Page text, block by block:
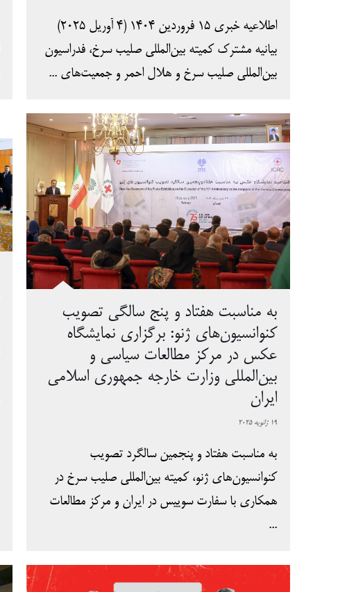
اطلاعیه خبری 15 فروردین 1404 (4 آوریل 2025)
بیانیه مشترک کمیته بین‌المللی صلیب سرخ، فدراسیون
بین‌المللی صلیب سرخ و هلال احمر و جمعیت‌های ...
به مناسبت هفتاد و پنج سالگی تصویب
کنوانسیون‌های ژنو: برگزاری نمایشگاه
عکس در مرکز مطالعات سیاسی و
بین‌المللی وزارت خارجه جمهوری اسلامی
ایران
19 ژانویه 2025
به مناسبت هفتاد و پنجمین سالگرد تصویب
کنوانسیون‌های ژنو، کمیته بین‌المللی صلیب سرخ در
همکاری با سفارت سوییس در ایران و مرکز مطالعات
...